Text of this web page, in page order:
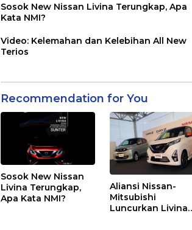
Sosok New Nissan Livina Terungkap, Apa
Kata NMI?
Video: Kelemahan dan Kelebihan All New
Terios
Recommendation for You
Sosok New Nissan
Livina Terungkap,
Apa Kata NMI?
Aliansi Nissan-
Mitsubishi
Luncurkan Livina